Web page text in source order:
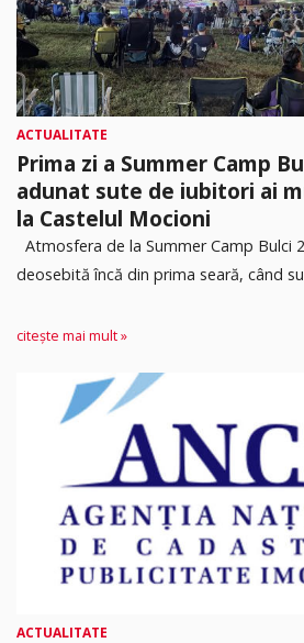
ACTUALITATE
Prima zi a Summer Camp
adunat sute de iubitori ai
la Castelul Mocioni
Atmosfera de la Summer Camp Bulci
deosebită încă din prima seară, când
citește mai mult »
ACTUALITATE